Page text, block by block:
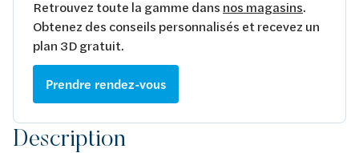
Retrouvez toute la gamme dans nos magasins.
Obtenez des conseils personnalisés et recevez un
plan 3D gratuit.
Prendre rendez-vous
Description